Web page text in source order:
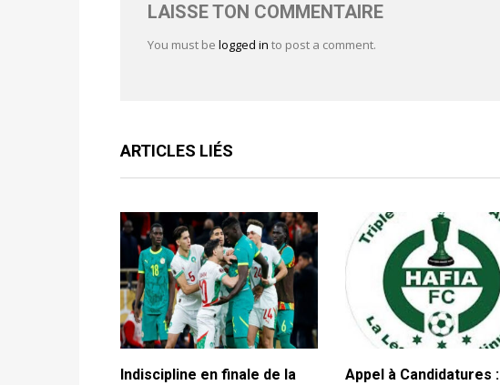
LAISSE TON COMMENTAIRE
You must be logged in to post a comment.
ARTICLES LIÉS
Indiscipline en finale de la
Appel à Candidatures :